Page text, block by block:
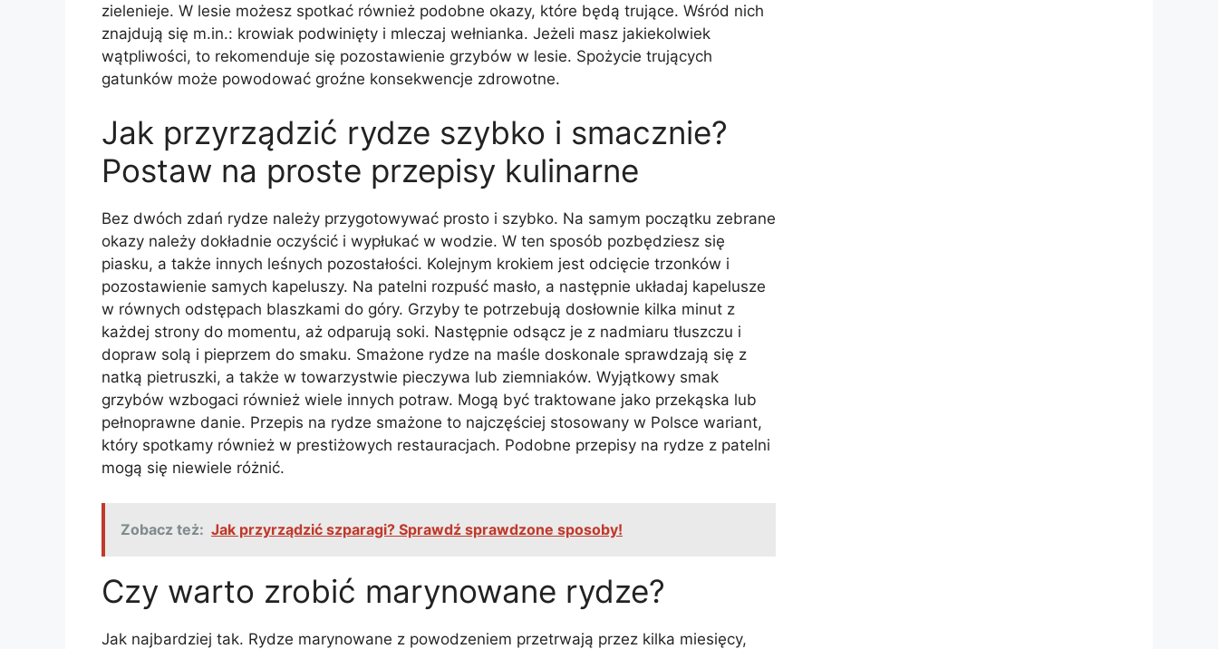
zielenieje. W lesie możesz spotkać również podobne okazy, które będą trujące. Wśród nich
znajdują się m.in.: krowiak podwinięty i mleczaj wełnianka. Jeżeli masz jakiekolwiek
wątpliwości, to rekomenduje się pozostawienie grzybów w lesie. Spożycie trujących
gatunków może powodować groźne konsekwencje zdrowotne.
Jak przyrządzić rydze szybko i smacznie?
Postaw na proste przepisy kulinarne
Bez dwóch zdań rydze należy przygotowywać prosto i szybko. Na samym początku zebrane
okazy należy dokładnie oczyścić i wypłukać w wodzie. W ten sposób pozbędziesz się
piasku, a także innych leśnych pozostałości. Kolejnym krokiem jest odcięcie trzonków i
pozostawienie samych kapeluszy. Na patelni rozpuść masło, a następnie układaj kapelusze
w równych odstępach blaszkami do góry. Grzyby te potrzebują dosłownie kilka minut z
każdej strony do momentu, aż odparują soki. Następnie odsącz je z nadmiaru tłuszczu i
dopraw solą i pieprzem do smaku. Smażone rydze na maśle doskonale sprawdzają się z
natką pietruszki, a także w towarzystwie pieczywa lub ziemniaków. Wyjątkowy smak
grzybów wzbogaci również wiele innych potraw. Mogą być traktowane jako przekąska lub
pełnoprawne danie. Przepis na rydze smażone to najczęściej stosowany w Polsce wariant,
który spotkamy również w prestiżowych restauracjach. Podobne przepisy na rydze z patelni
mogą się niewiele różnić.
Zobacz też: Jak przyrządzić szparagi? Sprawdź sprawdzone sposoby!
Czy warto zrobić marynowane rydze?
Jak najbardziej tak. Rydze marynowane z powodzeniem przetrwają przez kilka miesięcy,